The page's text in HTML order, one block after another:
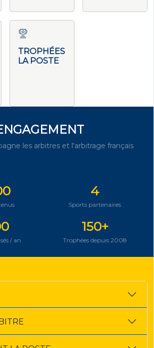
TROPHÉES
LA POSTE
les arbitres et l'arbitrage français
4
Sports partenaires
/ an
150+
Trophées depuis 2008